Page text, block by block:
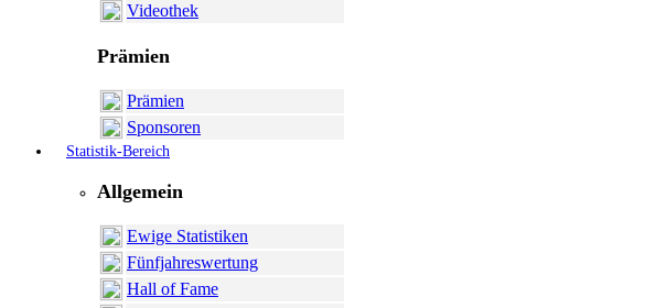
Videothek
Prämien
Prämien
Sponsoren
Statistik-Bereich
Allgemein
Ewige Statistiken
Fünfjahreswertung
Hall of Fame